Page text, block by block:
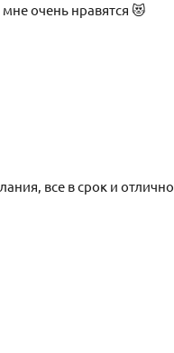
очень нравятся 😻
все в срок и